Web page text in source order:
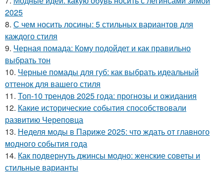
2025
8. С чем носить лосины: 5 стильных вариантов для
каждого стиля
9. Черная помада: Кому подойдет и как правильно
выбрать тон
10. Черные помады для губ: как выбрать идеальный
оттенок для вашего стиля
11. Топ-10 трендов 2025 года: прогнозы и ожидания
12. Какие исторические события способствовали
развитию Череповца
13. Неделя моды в Париже 2025: что ждать от главного
модного события года
14. Как подвернуть джинсы модно: женские советы и
стильные варианты